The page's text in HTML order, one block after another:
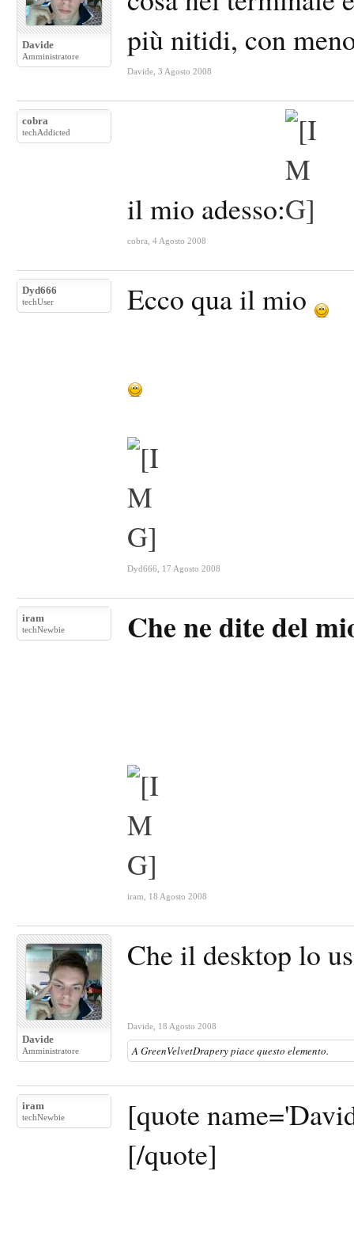
Davide
Amministratore
più nitidi, con
Davide 3 Agosto 2008
cobra
techAddicted
il mio adesso:
cobra 4 Agosto 2008
Dyd666
techUser Ecco qua il mio
Dyd666 17 Agosto 2008
iram
techNewbie Che ne dite del
iram 18 Agosto 2008
Davide
Amministratore
Che il desktop lo
Davide 18 Agosto 2008
A GreenVelvetDraperypiace questo elemento.
iram
techNewbie
[quote
[/quote]